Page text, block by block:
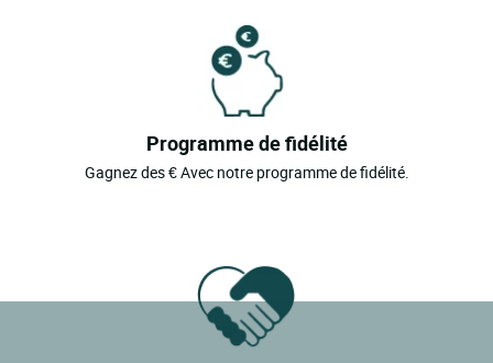
Programme de fidélité
Gagnez des € Avec notre programme de fidélité.